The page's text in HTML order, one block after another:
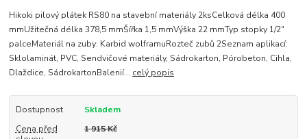
Hikoki pilový plátek RS80 na stavební materiály 2ksCelková délka 400
mmUžitečná délka 378,5 mmŠířka 1,5 mmVýška 22 mmTyp stopky 1/2"
palceMateriál na zuby: Karbid wolframuRozteč zubů 2Seznam aplikací:
Sklolaminát, PVC, Sendvičové materiály, Sádrokarton, Pórobeton, Cihla,
Dlaždice, SádrokartonBalenií... celý popis
Dostupnost
Skladem
Cena před
1 915 Kč